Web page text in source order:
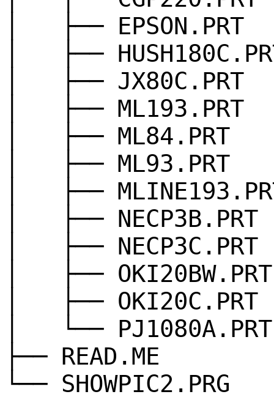
│ ├── EPSON.PRT
│ ├──
│ ├── JX80C.PRT
│ ├── ML193.PRT
│ ├── ML84.PRT
│ ├── ML93.PRT
│ ├──
│ ├── NECP3B.PRT
│ ├── NECP3C.PRT
│ ├── OKI20BW.PRT
│ ├── OKI20C.PRT
│ └── PJ1080A.PRT
├── READ.ME
└── SHOWPIC2.PRG